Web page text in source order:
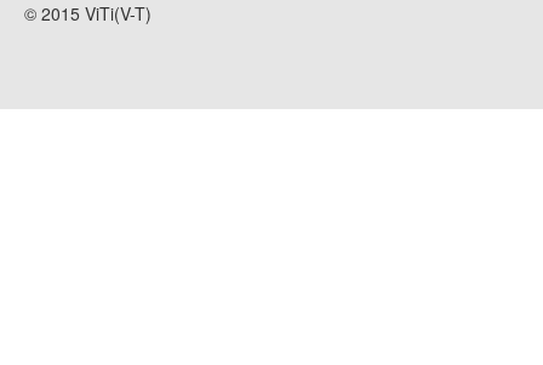
© 2015 ViTi(V-T)